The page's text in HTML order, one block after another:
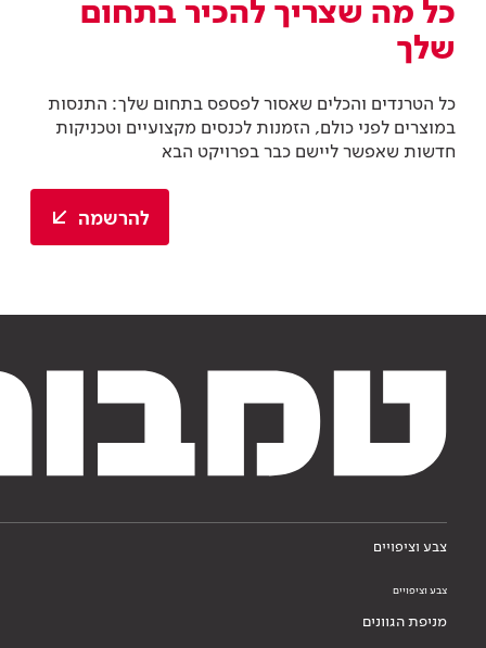
כל מה שצריך להכיר בתחום
שלך
כל הטרנדים והכלים שאסור לפספס בתחום שלך: התנסות
במוצרים לפני כולם, הזמנות לכנסים מקצועיים וטכניקות
חדשות שאפשר ליישם כבר בפרויקט הבא
להרשמה
צבע וציפויים
צבע וציפויים
מניפת הגוונים